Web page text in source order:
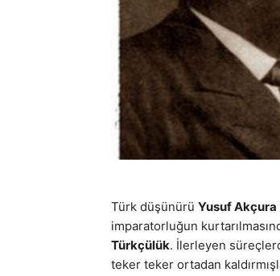
Türk düşünürü Yusuf Akçura
imparatorluğun
Türkçülük. İlerleyen
teker teker ortadan